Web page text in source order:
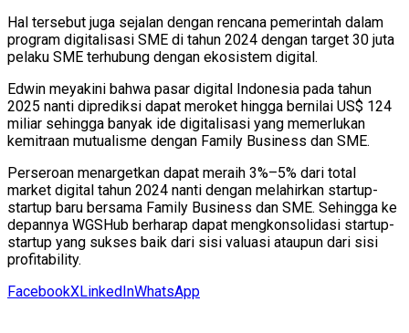
Hal tersebut juga sejalan dengan rencana pemerintah dalam
program digitalisasi SME di tahun 2024 dengan target 30 juta
pelaku SME terhubung dengan ekosistem digital.
Edwin meyakini bahwa pasar digital Indonesia pada tahun
2025 nanti diprediksi dapat meroket hingga bernilai US$ 124
miliar sehingga banyak ide digitalisasi yang memerlukan
kemitraan mutualisme dengan Family Business dan SME.
Perseroan menargetkan dapat meraih 3%–5% dari total
market digital tahun 2024 nanti dengan melahirkan startup-
startup baru bersama Family Business dan SME. Sehingga ke
depannya WGSHub berharap dapat mengkonsolidasi startup-
startup yang sukses baik dari sisi valuasi ataupun dari sisi
profitability.
FacebookXLinkedInWhatsApp